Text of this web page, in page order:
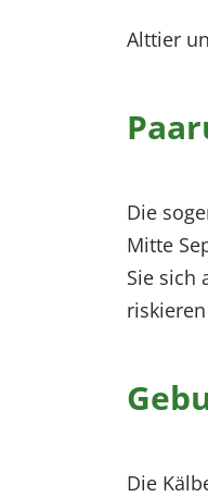
Alttier
Die
Mitte
Sie sich
Die